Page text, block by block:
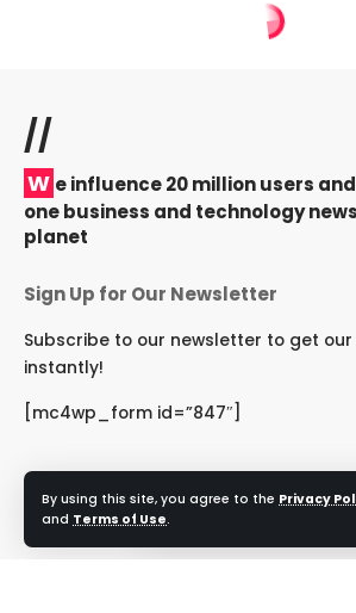
By using this site, you agree to the Privacy
and Terms of Use.
//
W e influence 20 million users
one business and technology
planet
Sign Up for Our Newsletter
Subscribe to our newsletter to get
instantly!
[mc4wp_form id=”847″]